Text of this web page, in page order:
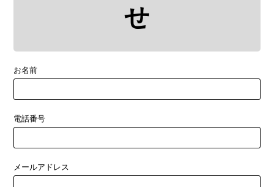
せ
お名前
電話番号
メールアドレス